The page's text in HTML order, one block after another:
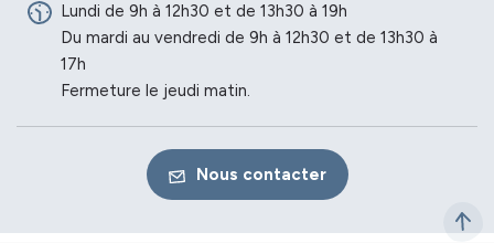
Lundi de 9h à 12h30 et de 13h30 à 19h
Du mardi au vendredi de 9h à 12h30 et de 13h30 à
17h
Fermeture le jeudi matin.
Nous contacter